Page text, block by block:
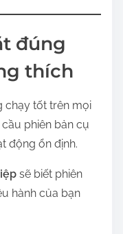
đúng
thích
chạy tốt trên mọi
phiên bản cụ
động ổn định.
sẽ biết phiên
hành của bạn